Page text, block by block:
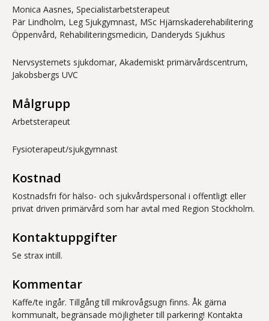
Monica Aasnes, Specialistarbetsterapeut
Pär Lindholm, Leg Sjukgymnast, MSc Hjärnskaderehabilitering
Öppenvård, Rehabiliteringsmedicin, Danderyds Sjukhus
Nervsystemets sjukdomar, Akademiskt primärvårdscentrum,
Jakobsbergs UVC
Målgrupp
Arbetsterapeut
Fysioterapeut/sjukgymnast
Kostnad
Kostnadsfri för hälso- och sjukvårdspersonal i offentligt eller
privat driven primärvård som har avtal med Region Stockholm.
Kontaktuppgifter
Se strax intill.
Kommentar
Kaffe/te ingår. Tillgång till mikrovågsugn finns. Åk gärna
kommunalt, begränsade möjligheter till parkering! Kontakta